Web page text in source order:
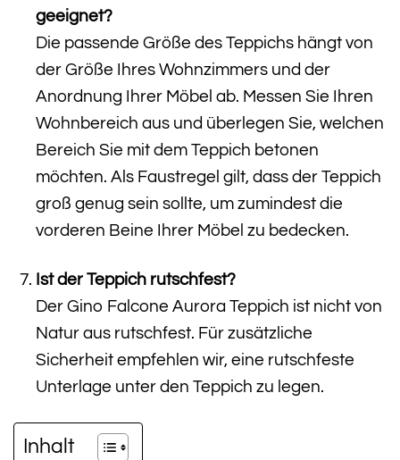
geeignet?
Die passende Größe des Teppichs hängt von
der Größe Ihres Wohnzimmers und der
Anordnung Ihrer Möbel ab. Messen Sie Ihren
Wohnbereich aus und überlegen Sie, welchen
Bereich Sie mit dem Teppich betonen
möchten. Als Faustregel gilt, dass der Teppich
groß genug sein sollte, um zumindest die
vorderen Beine Ihrer Möbel zu bedecken.
Ist der Teppich rutschfest?
Der Gino Falcone Aurora Teppich ist nicht von
Natur aus rutschfest. Für zusätzliche
Sicherheit empfehlen wir, eine rutschfeste
Unterlage unter den Teppich zu legen.
Inhalt